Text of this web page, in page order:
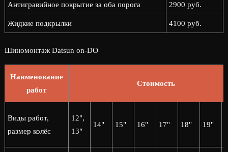
Антигравийное покрытие за оба порога 2900 руб.
Жидкие подкрылки 4100 руб.
Шиномонтаж Datsun on-DO
Наименование
работ
Стоимость
Виды работ,
размер колёс
12",
13"
14" 15" 16" 17" 18" 19"